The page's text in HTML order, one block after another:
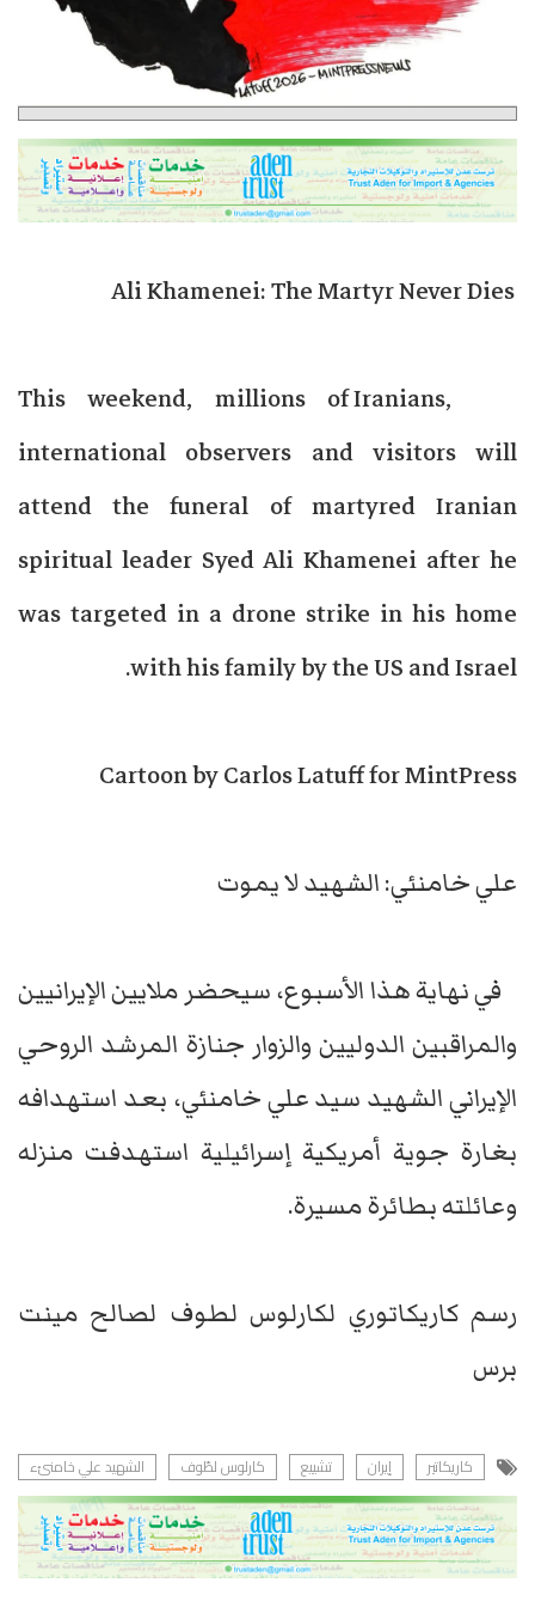
Ali Khamenei: The Martyr Never Dies
This weekend, millions of Iranians,
international observers and visitors will
attend the funeral of martyred Iranian
spiritual leader Syed Ali Khamenei after he
was targeted in a drone strike in his home
with his family by the US and Israel.
Cartoon by Carlos Latuff for MintPress
علي خامنئي: الشهيد لا يموت
في نهاية هذا الأسبوع، سيحضر ملايين الإيرانيين
والمراقبين الدوليين والزوار جنازة المرشد الروحي
الإيراني الشهيد سيد علي خامنئي، بعد استهدافه
بغارة جوية أمريكية إسرائيلية استهدفت منزله
وعائلته بطائرة مسيرة.
رسم كاريكاتوري لكارلوس لطوف لصالح مينت
برس
كاريكاتير إيران تشييع كارلوس لطّوف الشهيد علي خامنئء